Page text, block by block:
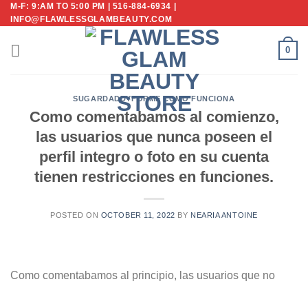
Skip
to
content
M-F: 9:AM TO 5:00 PM | 516-884-6934 |
INFO@FLAWLESSGLAMBEAUTY.COM
0
SUGARDADDYFORME COMO FUNCIONA
Como comentabamos al comienzo,
las usuarios que nunca poseen el
perfil integro o foto en su cuenta
tienen restricciones en funciones.
POSTED ON OCTOBER 11, 2022 BY NEARIA ANTOINE
Como comentabamos al principio, las usuarios que no